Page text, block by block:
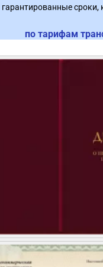
гарантированные сроки,
по тарифам